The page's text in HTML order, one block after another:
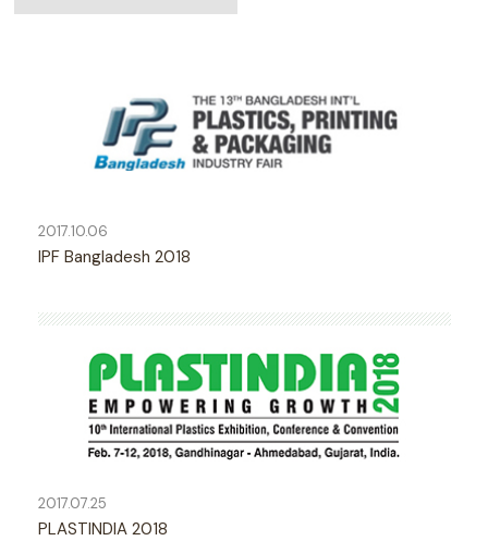
2017.10.06
IPF Bangladesh 2018
2017.07.25
PLASTINDIA 2018